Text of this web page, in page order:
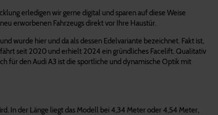
erledigen wir gerne digital und sparen auf diese Weise
erworbenen Fahrzeugs direkt vor Ihre Haustür.
wurde hier und da als dessen Edelvariante bezeichnet. Fakt ist,
seit 2020 und erhielt 2024 ein gründliches Facelift. Qualitativ
für den Audi A3 ist die sportliche und dynamische Optik mit
In der Länge liegt das Modell bei 4,34 Meter oder 4,54 Meter,